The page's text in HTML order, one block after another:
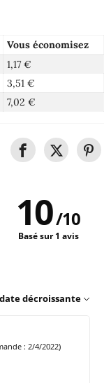
Vous économisez
1,17 €
3,51 €
7,02 €
10/10
Basé sur 1 avis
date décroissante
: 2/4/2022)